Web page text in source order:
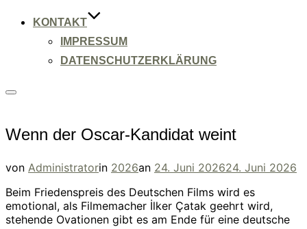
KONTAKT
IMPRESSUM
DATENSCHUTZERKLÄRUNG
Seitenleiste
umschalten
Wenn der Oscar-Kandidat weint
von Administratorin 2026an Veröffentlicht
24. Juni 202624. Juni 2026
Beim Friedenspreis des Deutschen Films wird es
emotional, als Filmemacher İlker Çatak geehrt wird,
stehende Ovationen gibt es am Ende für eine deutsche